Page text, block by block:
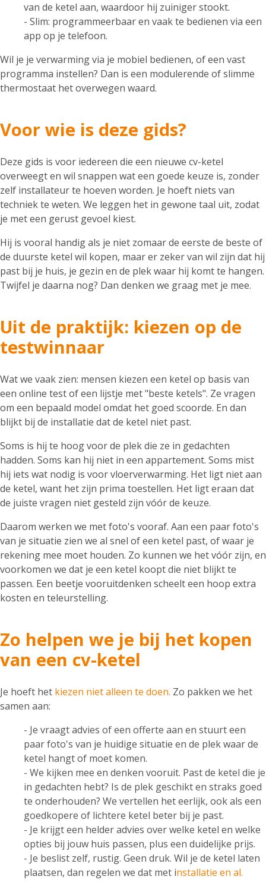
van de ketel aan, waardoor hij zuiniger stookt.
- Slim: programmeerbaar en vaak te bedienen via een
app op je telefoon.
Wil je je verwarming via je mobiel bedienen, of een vast
programma instellen? Dan is een modulerende of slimme
thermostaat het overwegen waard.
Voor wie is deze gids?
Deze gids is voor iedereen die een nieuwe cv-ketel
overweegt en wil snappen wat een goede keuze is, zonder
zelf installateur te hoeven worden. Je hoeft niets van
techniek te weten. We leggen het in gewone taal uit, zodat
je met een gerust gevoel kiest.
Hij is vooral handig als je niet zomaar de eerste de beste of
de duurste ketel wil kopen, maar er zeker van wil zijn dat hij
past bij je huis, je gezin en de plek waar hij komt te hangen.
Twijfel je daarna nog? Dan denken we graag met je mee.
Uit de praktijk: kiezen op de
testwinnaar
Wat we vaak zien: mensen kiezen een ketel op basis van
een online test of een lijstje met "beste ketels". Ze vragen
om een bepaald model omdat het goed scoorde. En dan
blijkt bij de installatie dat de ketel niet past.
Soms is hij te hoog voor de plek die ze in gedachten
hadden. Soms kan hij niet in een appartement. Soms mist
hij iets wat nodig is voor vloerverwarming. Het ligt niet aan
de ketel, want het zijn prima toestellen. Het ligt eraan dat
de juiste vragen niet gesteld zijn vóór de keuze.
Daarom werken we met foto's vooraf. Aan een paar foto's
van je situatie zien we al snel of een ketel past, of waar je
rekening mee moet houden. Zo kunnen we het vóór zijn, en
voorkomen we dat je een ketel koopt die niet blijkt te
passen. Een beetje vooruitdenken scheelt een hoop extra
kosten en teleurstelling.
Zo helpen we je bij het kopen
van een cv-ketel
Je hoeft het kiezen niet alleen te doen. Zo pakken we het
samen aan:
- Je vraagt advies of een offerte aan en stuurt een
paar foto's van je huidige situatie en de plek waar de
ketel hangt of moet komen.
- We kijken mee en denken vooruit. Past de ketel die je
in gedachten hebt? Is de plek geschikt en straks goed
te onderhouden? We vertellen het eerlijk, ook als een
goedkopere of lichtere ketel beter bij je past.
- Je krijgt een helder advies over welke ketel en welke
opties bij jouw huis passen, plus een duidelijke prijs.
- Je beslist zelf, rustig. Geen druk. Wil je de ketel laten
plaatsen, dan regelen we dat met installatie en al.